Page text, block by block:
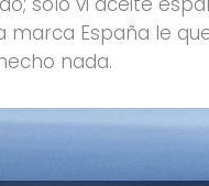
marca España le
nada.